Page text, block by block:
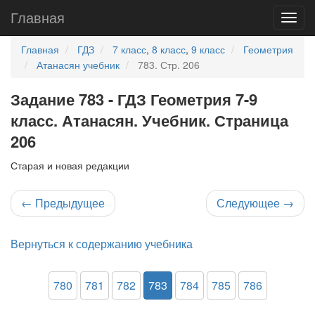
Главная
Главная ГДЗ 7 класс, 8 класс, 9 класс
Геометрия
Атанасян учебник
783. Стр. 206
Задание 783 - ГДЗ Геометрия 7-9
класс. Атанасян. Учебник. Страница
206
Старая и новая редакции
← Предыдущее Следующее →
Вернуться к содержанию учебника
780 781 782 783 784 785 786